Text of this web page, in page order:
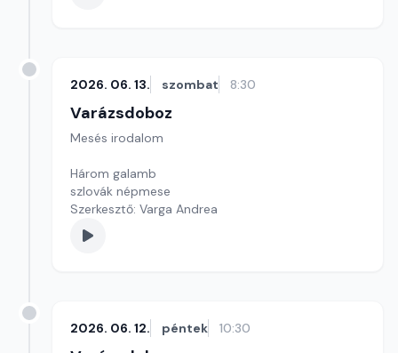
2026. 06. 13. szombat 8:30
Varázsdoboz
Mesés irodalom
Három galamb
szlovák népmese
Szerkesztő: Varga Andrea
2026. 06. 12. péntek 10:30